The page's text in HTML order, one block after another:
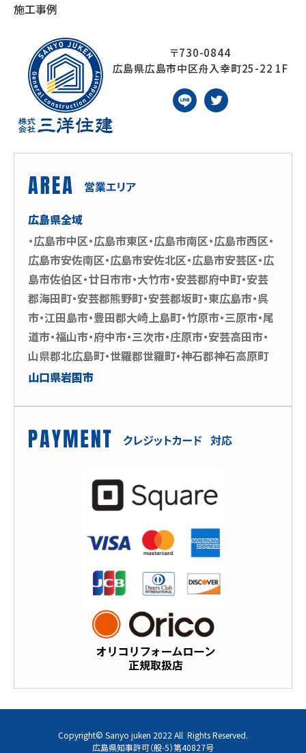
〒730-0844
広島県広島市中区舟入幸町25-22 1F
施工事例
広島県全域
・広島市中区・広島市東区・広島市南区・広島市西区・
広島市安佐南区・広島市安佐北区・広島市安芸区・広
島市佐伯区・廿日市市・大竹市・安芸郡府中町・安芸
郡海田町・安芸郡熊野町・安芸郡坂町・東広島市・呉
市・江田島市・豊田郡大崎上島町・竹原市・三原市・尾
道市・福山市・府中市・三次市・庄原市・安芸高田市・
山県郡北広島町・世羅郡世羅町・神石郡神石高原町
山口県岩国市
Copyright© Sanyo juken 2022 All Rights Reserved.
広島県知事許可（般-5）第40827号